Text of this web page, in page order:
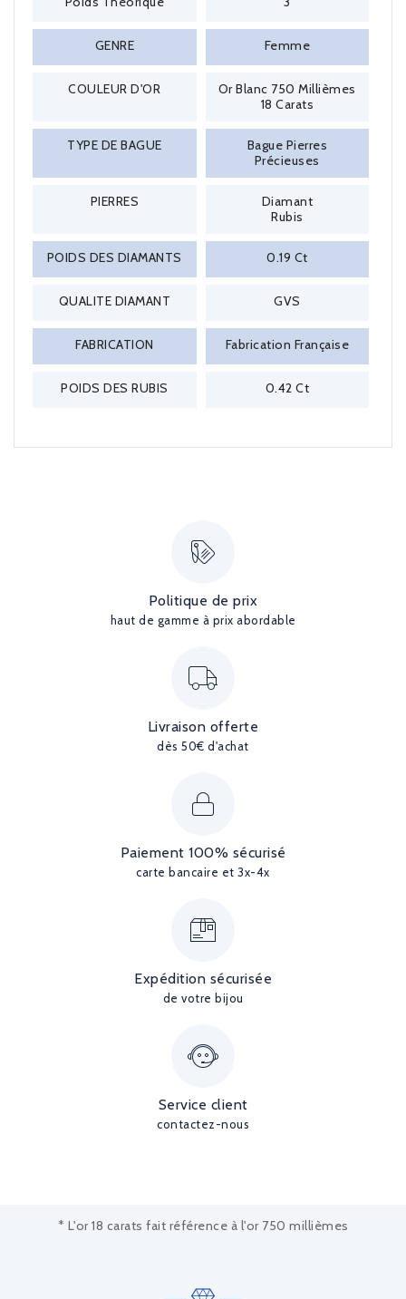
GENRE Femme
COULEUR D'OR
Or Blanc 750 Millièmes
18 Carats
TYPE DE BAGUE
Bague Pierres
Précieuses
PIERRES
Diamant
Rubis
POIDS DES DIAMANTS 0.19 Ct
QUALITE DIAMANT GVS
FABRICATION Fabrication Française
POIDS DES RUBIS 0.42 Ct
Politique de prix
haut de gamme à prix abordable
Livraison offerte
dès 50€ d'achat
Paiement 100% sécurisé
carte bancaire et 3x-4x
Expédition sécurisée
de votre bijou
Service client
contactez-nous
* L'or 18 carats fait référence à l'or 750 millièmes